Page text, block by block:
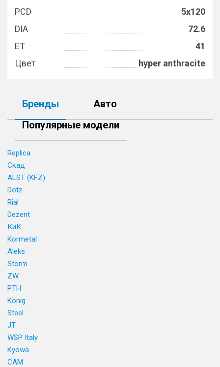
PCD
5x120
DIA
72.6
ET
41
Цвет
hyper anthracite
Бренды
Авто
Популярные модели
Replica
Скад
ALST (KFZ)
Dotz
Rial
Dezent
КиК
Kormetal
Aleks
Storm
ZW
PTH
Konig
Steel
JT
WSP Italy
Kyowa
CAM